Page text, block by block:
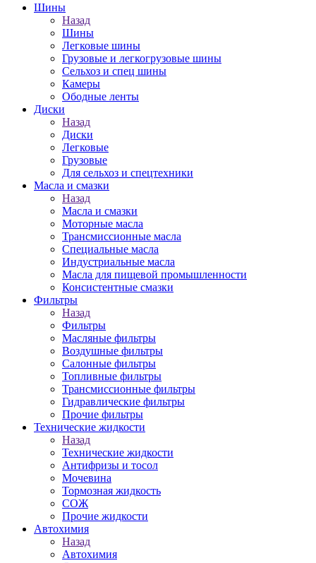
Шины
Назад
Шины
Легковые шины
Грузовые и легкогрузовые шины
Сельхоз и спец шины
Камеры
Ободные ленты
Диски
Назад
Диски
Легковые
Грузовые
Для сельхоз и спецтехники
Масла и смазки
Назад
Масла и смазки
Моторные масла
Трансмиссионные масла
Специальные масла
Индустриальные масла
Масла для пищевой промышленности
Консистентные смазки
Фильтры
Назад
Фильтры
Масляные фильтры
Воздушные фильтры
Салонные фильтры
Топливные фильтры
Трансмиссионные фильтры
Гидравлические фильтры
Прочие фильтры
Технические жидкости
Назад
Технические жидкости
Антифризы и тосол
Мочевина
Тормозная жидкость
СОЖ
Прочие жидкости
Автохимия
Назад
Автохимия